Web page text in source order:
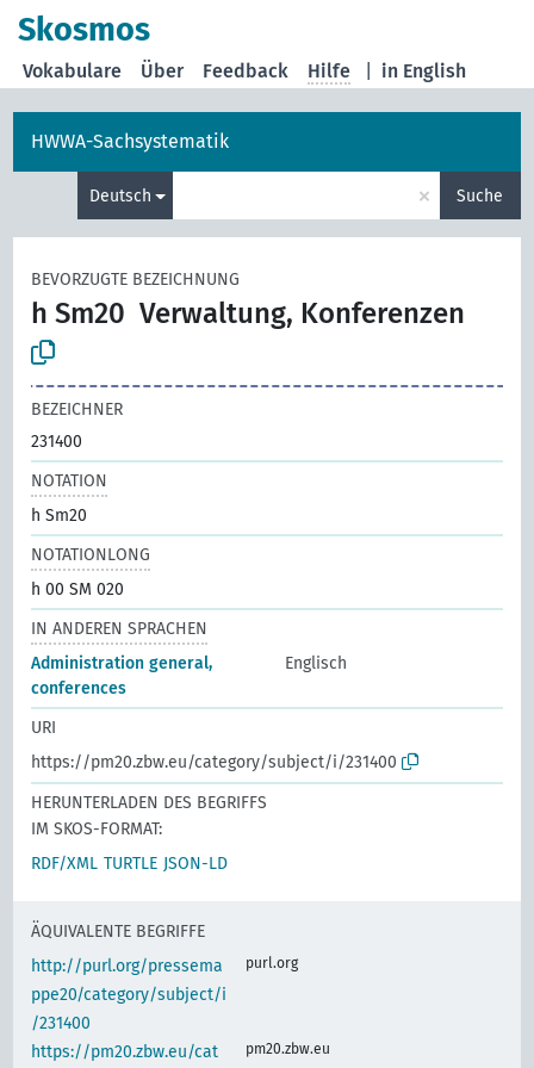
Skosmos
in English
Vokabulare Über Feedback Hilfe
HWWA-Sachsystematik
Deutsch × Suche
BEVORZUGTE BEZEICHNUNG
h Sm20 Verwaltung, Konferenzen
BEZEICHNER
231400
NOTATION
h Sm20
NOTATIONLONG
h 00 SM 020
IN ANDEREN SPRACHEN
Administration general,
conferences
Englisch
URI
https://pm20.zbw.eu/category/subject/i/231400
HERUNTERLADEN DES BEGRIFFS
IM SKOS-FORMAT:
RDF/XML TURTLE JSON-LD
ÄQUIVALENTE BEGRIFFE
http://purl.org/pressema
ppe20/category/subject/i
/231400
purl.org
https://pm20.zbw.eu/cat pm20.zbw.eu